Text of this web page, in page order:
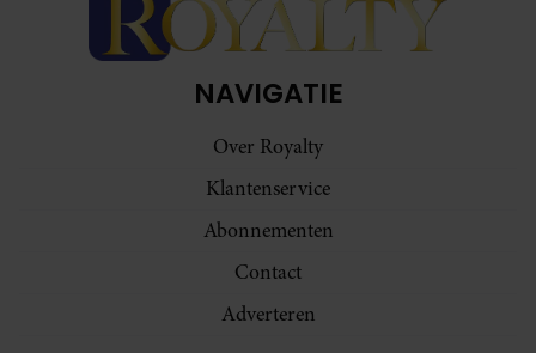
NAVIGATIE
Over Royalty
Klantenservice
Abonnementen
Contact
Adverteren